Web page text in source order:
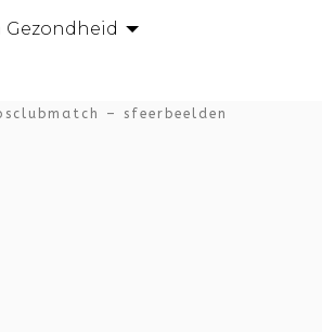
Gezondheid
– sfeerbeelden